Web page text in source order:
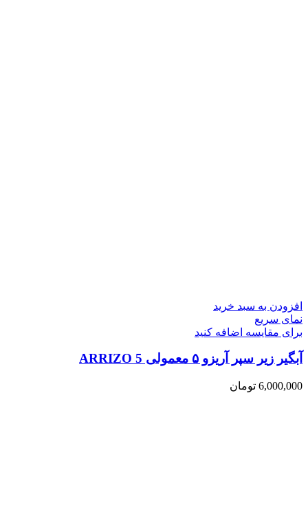
افزودن به سبد خرید
نمای سریع
برای مقایسه اضافه کنید
آبگیر زیر سپر آریزو ۵ معمولی ARRIZO 5
6,000,000 تومان